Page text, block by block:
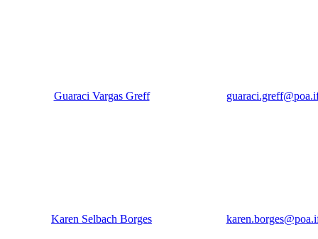
Guaraci Vargas Greff
Karen Selbach Borges